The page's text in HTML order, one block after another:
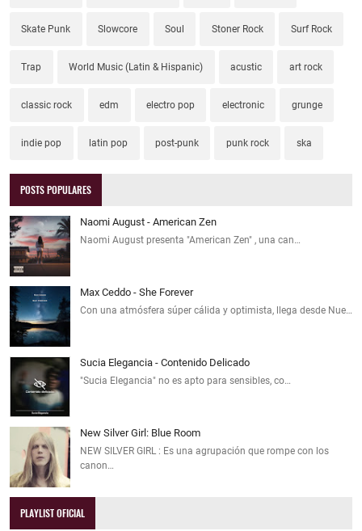
Skate Punk Slowcore Soul Stoner Rock Surf Rock
Trap World Music (Latin & Hispanic) acustic art rock
classic rock edm electro pop electronic grunge
indie pop latin pop post-punk punk rock ska
POSTS POPULARES
Naomi August - American Zen
Naomi August presenta "American Zen" , una can…
Max Ceddo - She Forever
Con una atmósfera súper cálida y optimista, llega desde Nue…
Sucia Elegancia - Contenido Delicado
"Sucia Elegancia" no es apto para sensibles, co…
New Silver Girl: Blue Room
NEW SILVER GIRL : Es una agrupación que rompe con los
canon…
PLAYLIST OFICIAL